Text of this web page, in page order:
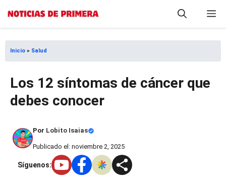
Saltar
contenido
Inicio » Salud
Los 12 síntomas de cáncer que
debes conocer
Por Lobito Isaias
Publicado el: noviembre 2, 2025
Síguenos: